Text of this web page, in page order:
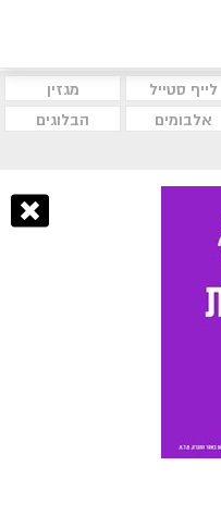
לייף סטייל
מגזין
אלבומים
הבלוגים